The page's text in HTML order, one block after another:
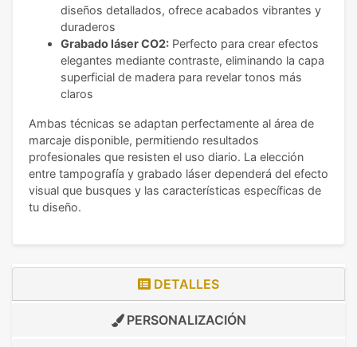
diseños detallados, ofrece acabados vibrantes y
duraderos
Grabado láser CO2: Perfecto para crear efectos
elegantes mediante contraste, eliminando la capa
superficial de madera para revelar tonos más
claros
Ambas técnicas se adaptan perfectamente al área de
marcaje disponible, permitiendo resultados
profesionales que resisten el uso diario. La elección
entre tampografía y grabado láser dependerá del efecto
visual que busques y las características específicas de
tu diseño.
DETALLES
PERSONALIZACIÓN